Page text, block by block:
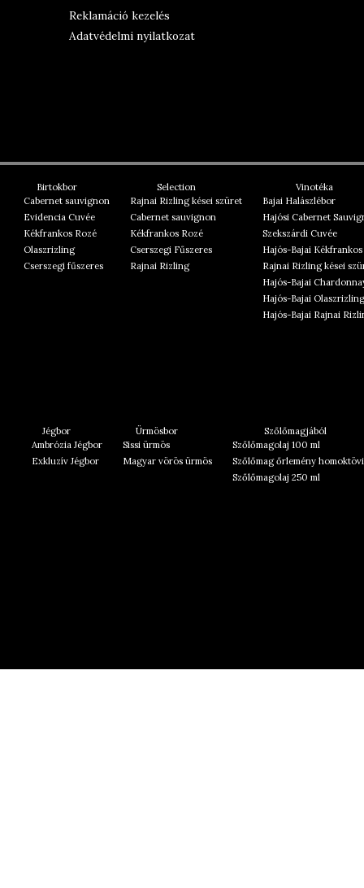
Reklamáció kezelés
Adatvédelmi nyilatkozat
Birtokbor
Cabernet sauvignon
Evidencia Cuvée
Kékfrankos Rozé
Olaszrizling
Cserszegi fűszeres
Selection
Rajnai Rizling kései szüret
Cabernet sauvignon
Kékfrankos Rozé
Cserszegi Fűszeres
Rajnai Rizling
Vinotéka
Bajai Halászlébor
Hajósi Cabernet
Szekszárdi Cuvée
Hajós-Bajai
Rajnai Rizling kései
Hajós-Bajai
Hajós-Bajai Olaszrizling
Hajós-Bajai Rajnai
Jégbor
Ambrózia Jégbor
Exkluzív Jégbor
Ürmösbor
Sissi ürmös
Magyar vörös ürmös
Szőlőmagjából
Szőlőmagolaj 100 ml
Szőlőmag őrlemény
Szőlőmagolaj 250 ml